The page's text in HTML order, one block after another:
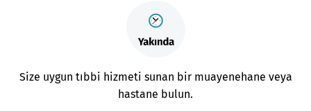
Size uygun tıbbi hizmeti sunan bir muayenehane veya
hastane bulun.